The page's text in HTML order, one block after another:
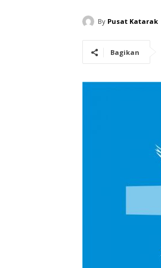
By Pusat Katarak
Bagikan